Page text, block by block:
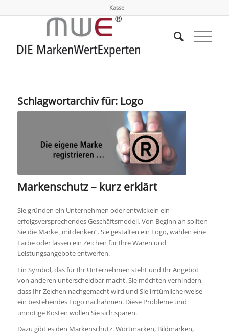
Kasse
Schlagwortarchiv für: Logo
Markenschutz – kurz erklärt
Sie gründen ein Unternehmen oder entwickeln ein
erfolgsversprechendes Geschäftsmodell. Von Beginn an sollten
Sie die Marke „mitdenken“. Sie gestalten ein Logo, wählen eine
Farbe oder lassen ein Zeichen für Ihre Waren und
Leistungsangebote entwerfen.
Ein Symbol, das für Ihr Unternehmen steht und Ihr Angebot
von anderen unterscheidbar macht. Sie möchten verhindern,
dass Ihr Zeichen nachgemacht wird und Sie irrtümlicherweise
ein bestehendes Logo nachahmen. Diese Probleme und
unnötige Kosten wollen Sie sich sparen.
Dazu gibt es den Markenschutz. Wortmarken, Bildmarken,